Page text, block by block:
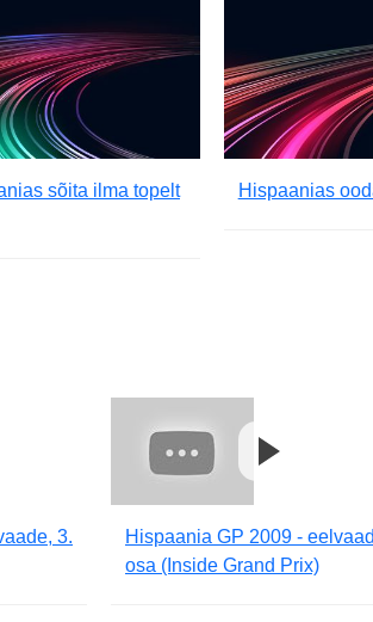
sõita ilma topelt
Hispaanias
3.
Hispaania GP 2009 -
osa (Inside Grand Prix)